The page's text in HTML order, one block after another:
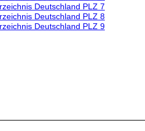
Deutschland PLZ 7
Deutschland PLZ 8
Deutschland PLZ 9